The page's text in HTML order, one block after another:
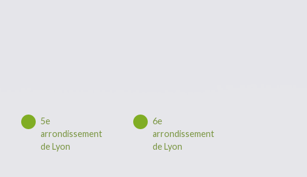
5e
arrondissement
de Lyon
6e
arrondissement
de Lyon